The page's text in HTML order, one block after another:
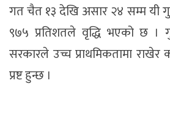
गत चैत १३ देखि असार २४ सम्म यी
९७५ प्रतिशतले वृद्धि भएको छ ।
सरकारले उच्च प्राथमिकतामा
प्रष्ट हुन्छ ।